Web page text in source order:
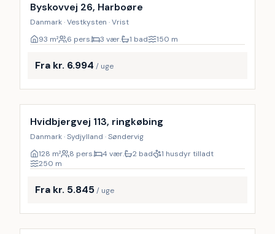
Byskovvej 26, Harboøre
Danmark · Vestkysten · Vrist
93 m² 6 pers. 3 vær. 1 bad 150 m
Fra kr. 6.994 / uge
Inkl. rengøring
Hvidbjergvej 113, ringkøbing
Danmark · Sydjylland · Søndervig
128 m² 8 pers. 4 vær. 2 bad
1 husdyr tilladt
250 m
Fra kr. 5.845/ uge
Inkl. rengøring